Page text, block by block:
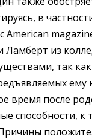
в
American
Ламберт из
так
время после
способности,